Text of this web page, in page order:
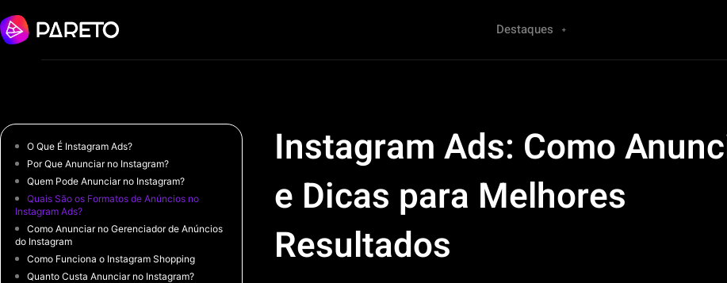
Destaques
O Que É Instagram Ads?
Por Que Anunciar no Instagram?
Quem Pode Anunciar no Instagram?
Quais São os Formatos de Anúncios no
Instagram Ads?
Como Anunciar no Gerenciador de Anúncios
do Instagram
Como Funciona o Instagram Shopping
Quanto Custa Anunciar no Instagram?
Instagram Ads: Como
e Dicas para Melhores
Resultados